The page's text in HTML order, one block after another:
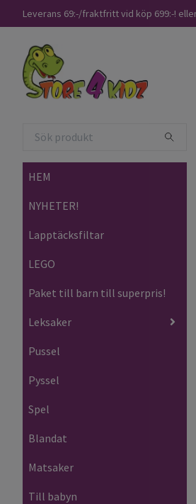
Leverans 69:-/fraktfritt vid köp 699:-!
HEM
NYHETER!
Lapptäcksfiltar
LEGO
Paket till barn till superpris!
Leksaker
Pussel
Pyssel
Spel
Blandat
Matsaker
Till babyn